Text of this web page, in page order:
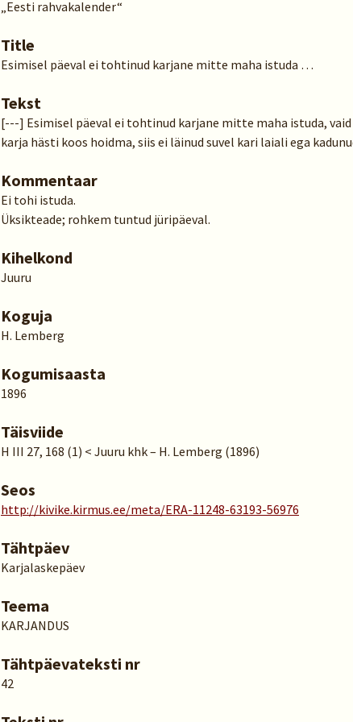
„Eesti rahvakalender“
Title
Esimisel päeval ei tohtinud karjane mitte maha istuda …
Tekst
[---] Esimisel päeval ei tohtinud karjane mitte maha istuda,
karja hästi koos hoidma, siis ei läinud suvel kari laiali ega
Kommentaar
Ei tohi istuda.
Üksikteade; rohkem tuntud jüripäeval.
Kihelkond
Juuru
Koguja
H. Lemberg
Kogumisaasta
1896
Täisviide
H III 27, 168 (1) < Juuru khk – H. Lemberg (1896)
Seos
http://kivike.kirmus.ee/meta/ERA-11248-63193-56976
Tähtpäev
Karjalaskepäev
Teema
KARJANDUS
Tähtpäevateksti nr
42